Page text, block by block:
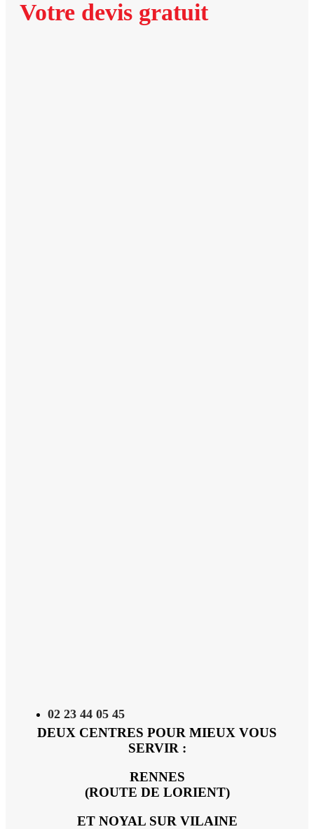
Votre devis gratuit
02 23 44 05 45
DEUX CENTRES POUR MIEUX VOUS
SERVIR :
RENNES
(ROUTE DE LORIENT)
ET NOYAL SUR VILAINE